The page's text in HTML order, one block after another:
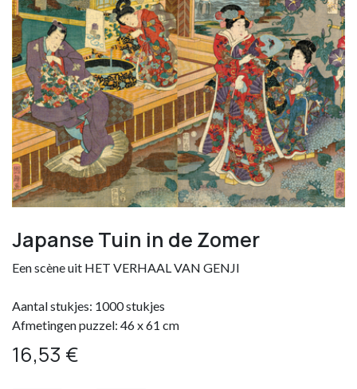
Japanse Tuin in de Zomer
Een scène uit HET VERHAAL VAN GENJI
Aantal stukjes: 1000 stukjes
Afmetingen puzzel: 46 x 61 cm
16,53 €